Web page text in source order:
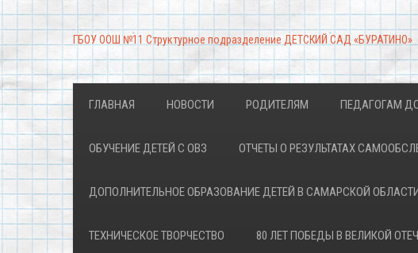
ГБОУ ООШ №11 Структурное подразделение ДЕТСКИЙ САД «БУРАТИНО»
ГЛАВНАЯ НОВОСТИ РОДИТЕЛЯМ ПЕДАГОГАМ
ОБУЧЕНИЕ ДЕТЕЙ С ОВЗ ОТЧЕТЫ О РЕЗУЛЬТАТАХ
ДОПОЛНИТЕЛЬНОЕ ОБРАЗОВАНИЕ ДЕТЕЙ В САМАРСКОЙ
ТЕХНИЧЕСКОЕ ТВОРЧЕСТВО 80 ЛЕТ ПОБЕДЫ В ВЕЛИКОЙ